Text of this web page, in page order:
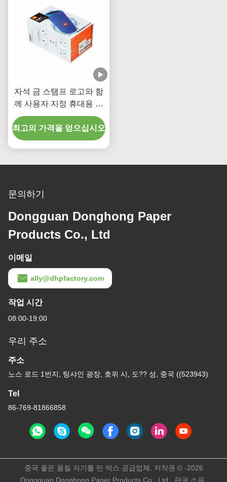
자석 금 스탬프 로고와 함
께 사용자 지정 휴대용 전
기 스피커 포장 상자
최고의 가격을 얻으십시오
문의하기
Dongguan Donghong Paper
Products Co., Ltd
이메일
ally@dhpfactory.com
작업 시간
08:00-19:00
우리 주소
주소
노스 로드 1번지, 팅샤인 광장, 호위 시, 도?? 성, 중국 ((523943)
Tel
86-769-81866858
중국 좋은 품질 자기를 띤 박스 공급업체. 저작권 © -2026
Dongguan Donghong Paper Products Co., Ltd . 판권 소유.